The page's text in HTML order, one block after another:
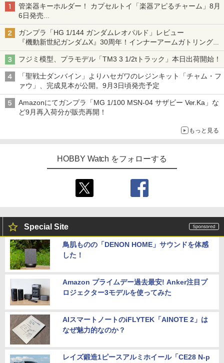
管楽器キーホルダー！ カプセルトイ「楽器アピるチャーム」8月
6日発売
チューバ、テナサクなど5種各3色
ガンプラ「HG 1/144 ガンダムレオパルド」レビュー
『機動新世紀ガンダムX』30周年！インナーアームガトリングの
変形機構まで再現し最新フォーマットでキット化！
フジミ模型、プラモデル「TM3 3 1/2tトラック」本日出荷開始！
「聖戦士ダンバイン」よりハセガワのレジンキット「チャム・フ
ァウ」、完成見本が公開。9月3日頃発売予定
Amazonにてガンプラ「MG 1/100 MSN-04 サザビー Ver.Ka」な
ど9月再入荷分が販売再開！
もっと見る
HOBBY Watch をフォローする
Special Site
鳥肌ものの「DENON HOME」サウンドを体感
した！
Amazon プライムデー過去最安! Anker注目プ
ロジェクター3モデルを使ってみた
AIスマートノートのiFLYTEK「AINOTE 2」は
なぜ魅力的なのか？
レイズ鍛造1ピースアルミホイール「CE28 N-p